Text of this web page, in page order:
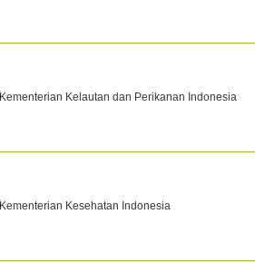
Kementerian Kelautan dan Perikanan Indonesia
Kementerian Kesehatan Indonesia